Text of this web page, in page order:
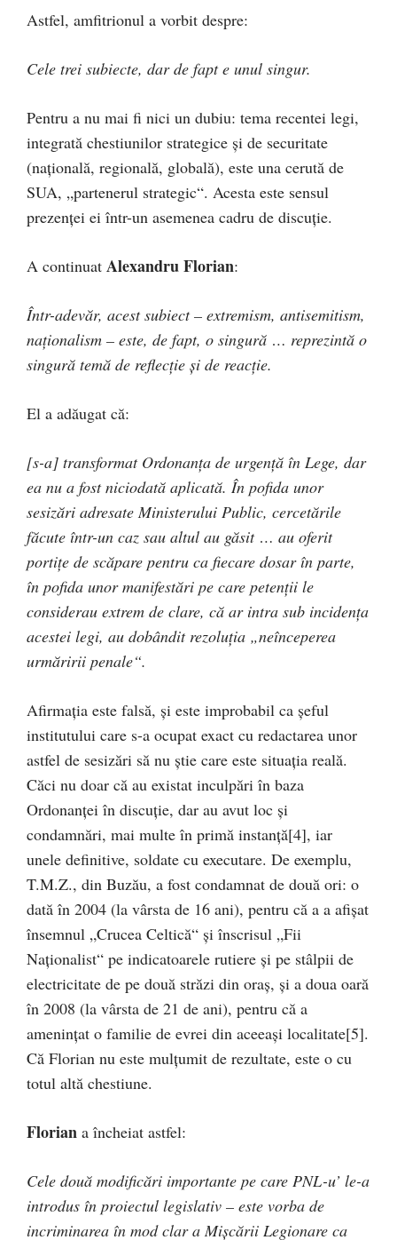
Astfel, amfitrionul a vorbit despre:
Cele trei subiecte, dar de fapt e unul singur.
Pentru a nu mai fi nici un dubiu: tema recentei legi,
integrată chestiunilor strategice și de securitate
(națională, regională, globală), este una cerută de
SUA, „partenerul strategic“. Acesta este sensul
prezenței ei într-un asemenea cadru de discuție.
A continuat Alexandru Florian:
Într-adevăr, acest subiect – extremism, antisemitism,
naționalism – este, de fapt, o singură … reprezintă o
singură temă de reflecție și de reacție.
El a adăugat că:
[s-a] transformat Ordonanța de urgență în Lege, dar
ea nu a fost niciodată aplicată. În pofida unor
sesizări adresate Ministerului Public, cercetările
făcute într-un caz sau altul au găsit … au oferit
portițe de scăpare pentru ca fiecare dosar în parte,
în pofida unor manifestări pe care petenții le
considerau extrem de clare, că ar intra sub incidența
acestei legi, au dobândit rezoluția „neînceperea
urmăririi penale“.
Afirmația este falsă, și este improbabil ca șeful
institutului care s-a ocupat exact cu redactarea unor
astfel de sesizări să nu știe care este situația reală.
Căci nu doar că au existat inculpări în baza
Ordonanței în discuție, dar au avut loc și
condamnări, mai multe în primă instanță[4], iar
unele definitive, soldate cu executare. De exemplu,
T.M.Z., din Buzău, a fost condamnat de două ori: o
dată în 2004 (la vârsta de 16 ani), pentru că a a afişat
însemnul „Crucea Celtică“ şi înscrisul „Fii
Naţionalist“ pe indicatoarele rutiere şi pe stâlpii de
electricitate de pe două străzi din oraș, și a doua oară
în 2008 (la vârsta de 21 de ani), pentru că a
ameninţat o familie de evrei din aceeași localitate[5].
Că Florian nu este mulțumit de rezultate, este o cu
totul altă chestiune.
Florian a încheiat astfel:
Cele două modificări importante pe care PNL-u’ le-a
introdus în proiectul legislativ – este vorba de
incriminarea în mod clar a Mișcării Legionare ca